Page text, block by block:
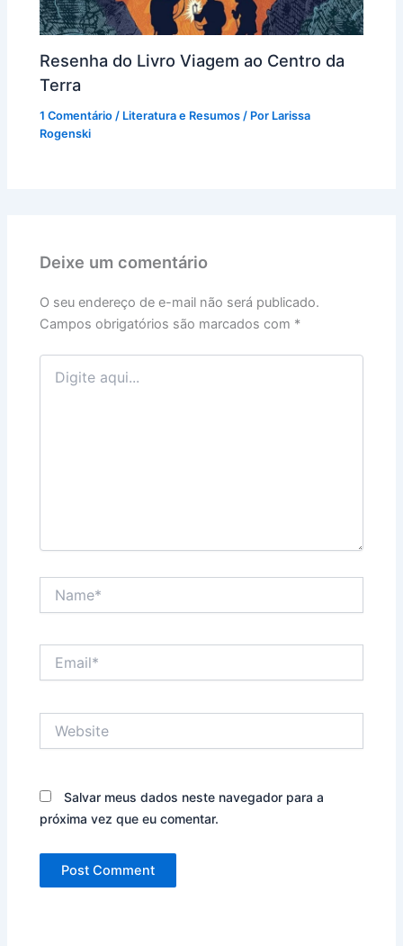
Resenha do Livro Viagem ao Centro da
Terra
1 Comentário / Literatura e Resumos / Por Larissa
Rogenski
Deixe um comentário
O seu endereço de e-mail não será publicado.
Campos obrigatórios são marcados com *
Digite
aqui...
Salvar meus dados neste navegador para a
próxima vez que eu comentar.